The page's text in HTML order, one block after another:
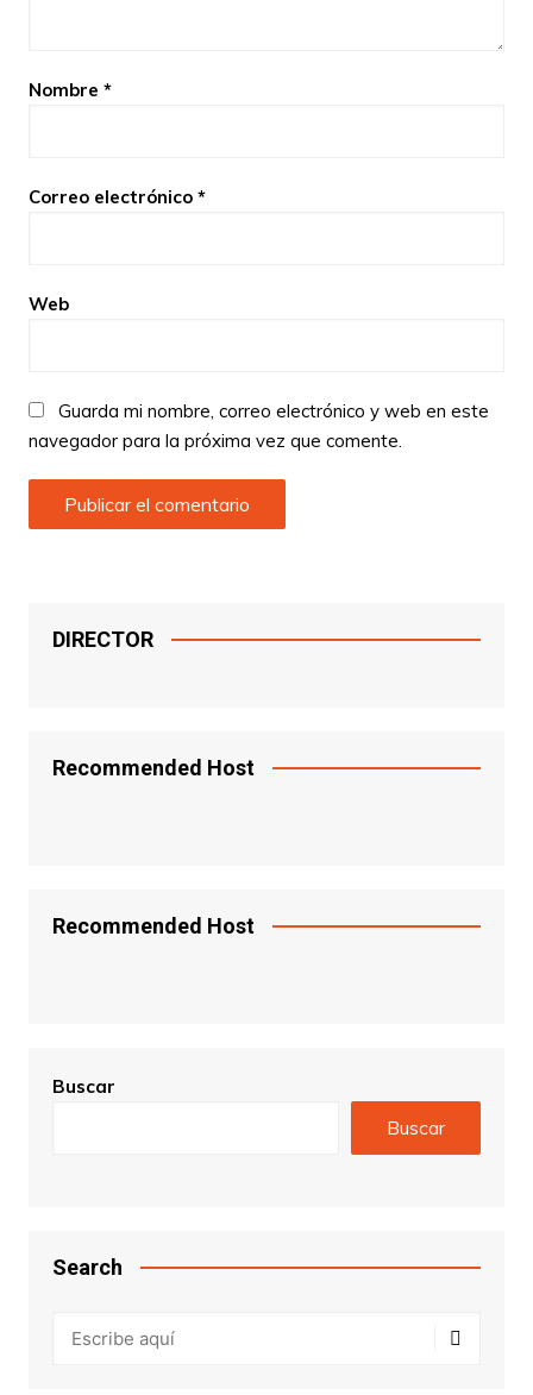
Nombre *
Correo electrónico *
Web
Guarda mi nombre, correo electrónico y web en este
navegador para la próxima vez que comente.
DIRECTOR
Recommended Host
Recommended Host
Buscar
Buscar
Search